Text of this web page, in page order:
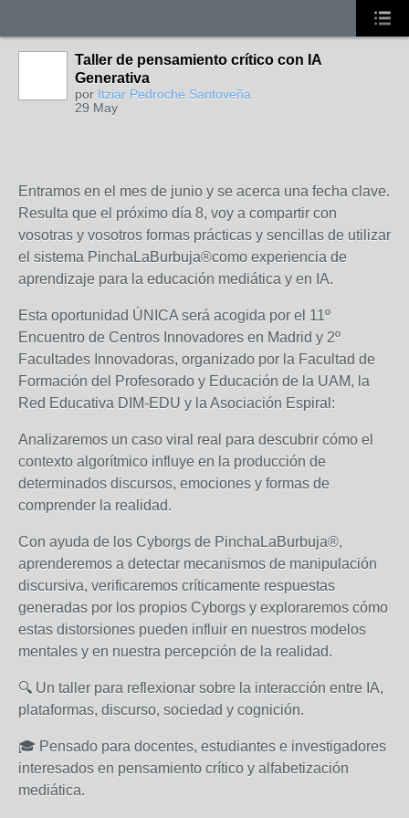
Taller de pensamiento crítico con IA
Generativa
por Itziar Pedroche Santoveña
29 May
Entramos en el mes de junio y se acerca una fecha clave.
Resulta que el próximo día 8, voy a compartir con
vosotras y vosotros formas prácticas y sencillas de utilizar
el sistema PinchaLaBurbuja®como experiencia de
aprendizaje para la educación mediática y en IA.
Esta oportunidad ÚNICA será acogida por el 11º
Encuentro de Centros Innovadores en Madrid y 2º
Facultades Innovadoras, organizado por la Facultad de
Formación del Profesorado y Educación de la UAM, la
Red Educativa DIM-EDU y la Asociación Espiral:
Analizaremos un caso viral real para descubrir cómo el
contexto algorítmico influye en la producción de
determinados discursos, emociones y formas de
comprender la realidad.
Con ayuda de los Cyborgs de PinchaLaBurbuja®,
aprenderemos a detectar mecanismos de manipulación
discursiva, verificaremos críticamente respuestas
generadas por los propios Cyborgs y exploraremos cómo
estas distorsiones pueden influir en nuestros modelos
mentales y en nuestra percepción de la realidad.
🔍 Un taller para reflexionar sobre la interacción entre IA,
plataformas, discurso, sociedad y cognición.
🎓 Pensado para docentes, estudiantes e investigadores
interesados en pensamiento crítico y alfabetización
mediática.